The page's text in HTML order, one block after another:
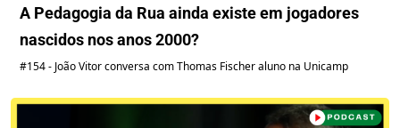
A Pedagogia da Rua ainda existe em jogadores
nascidos nos anos 2000?
#154 - João Vitor conversa com Thomas Fischer aluno na Unicamp